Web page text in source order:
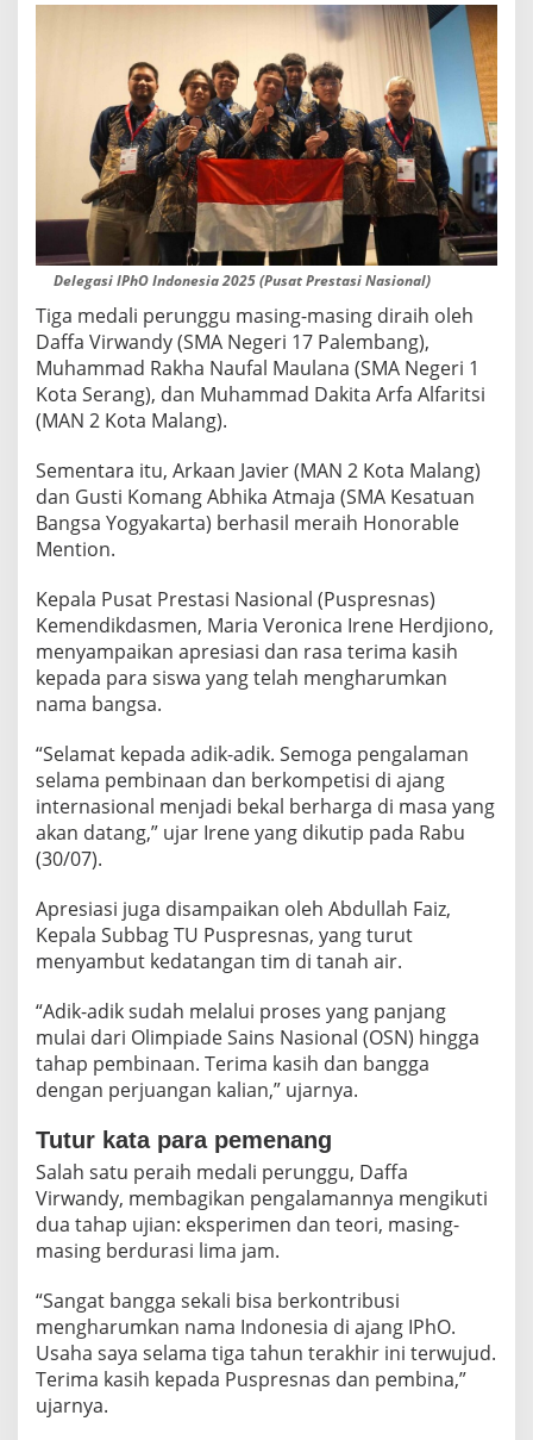
U
A
O
N
O
R
A
B
L
E
M
E
N
T
I
O
N
D
L
I
M
P
D
E
F
I
S
I
N
T
E
S
O
L
2
0
2
Delegasi IPhO Indonesia 2025 (Pusat Prestasi Nasional)
Tiga medali perunggu masing-masing diraih oleh
Daffa Virwandy (SMA Negeri 17 Palembang),
Muhammad Rakha Naufal Maulana (SMA Negeri 1
Kota Serang), dan Muhammad Dakita Arfa Alfaritsi
(MAN 2 Kota Malang).
Sementara itu, Arkaan Javier (MAN 2 Kota Malang)
dan Gusti Komang Abhika Atmaja (SMA Kesatuan
Bangsa Yogyakarta) berhasil meraih Honorable
Mention.
Kepala Pusat Prestasi Nasional (Puspresnas)
Kemendikdasmen, Maria Veronica Irene Herdjiono,
menyampaikan apresiasi dan rasa terima kasih
kepada para siswa yang telah mengharumkan
nama bangsa.
“Selamat kepada adik-adik. Semoga pengalaman
selama pembinaan dan berkompetisi di ajang
internasional menjadi bekal berharga di masa yang
akan datang,” ujar Irene yang dikutip pada Rabu
(30/07).
Apresiasi juga disampaikan oleh Abdullah Faiz,
Kepala Subbag TU Puspresnas, yang turut
menyambut kedatangan tim di tanah air.
“Adik-adik sudah melalui proses yang panjang
mulai dari Olimpiade Sains Nasional (OSN) hingga
tahap pembinaan. Terima kasih dan bangga
dengan perjuangan kalian,” ujarnya.
Tutur kata para pemenang
Salah satu peraih medali perunggu, Daffa
Virwandy, membagikan pengalamannya mengikuti
dua tahap ujian: eksperimen dan teori, masing-
masing berdurasi lima jam.
“Sangat bangga sekali bisa berkontribusi
mengharumkan nama Indonesia di ajang IPhO.
Usaha saya selama tiga tahun terakhir ini terwujud.
Terima kasih kepada Puspresnas dan pembina,”
ujarnya.